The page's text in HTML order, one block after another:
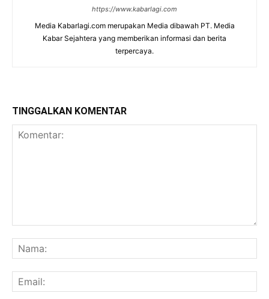
https://www.kabarlagi.com
Media Kabarlagi.com merupakan Media dibawah PT. Media
Kabar Sejahtera yang memberikan informasi dan berita
terpercaya.
TINGGALKAN KOMENTAR